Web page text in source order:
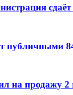
публичными
на продажу 2